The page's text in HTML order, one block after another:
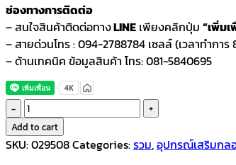
ช่องทางการติดต่อ
– สนใจสินค้าติดต่อทางLINE เพียงคลิกปุ่ม “เพิ่ม
– สายด่วนโทร : 094-2788784 เซลล์ (เวลาทำการ
– ด้านเทคนิค ข้อมูลสินค้า โทร: 081-5840695
หัวต่อ
ขา
ฉาบ
Add to cart
SKU:029508Categories:รวม,อุปกรณ์เสริมกล